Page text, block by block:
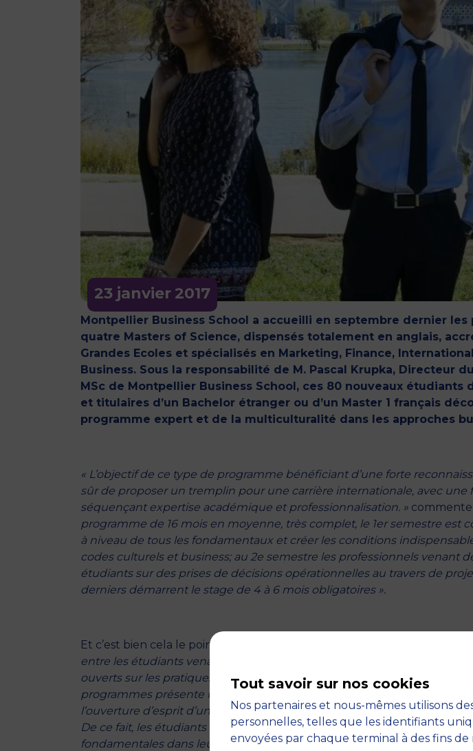
23 janvier2017
Montpellier Business School a accueilli en septembre dernier
quatre Masters of Science, dispensés totalement en anglais,
Grandes Ecoles et spécialisés en Marketing, Finance,
Business. Sous la responsabilité de M. Pascal Krupka, Directeur
MSc de Montpellier Business School, ces 80 nouveaux
et titulaires d’un Bachelor étranger ou d’un Master 1 français
programme expert et de la multiculturalité dans les approches
« L’objectif de ce type de programme bénéficiant d’une forte
sûr de proposer un tremplin pour une carrière internationale, avec
séquençant expertise académique et professionnalisation. » commente
programme de 16 mois en moyenne, très complet, le 1er semestre est
à niveau de tous les fondamentaux et créer les conditions
codes culturels et business; au 2e semestre les professionnels venant
étudiants sur des prises de décisions opérationnelles au travers de
derniers démarrent le stage de 4 à 6 mois obligatoires ».
Et c’est bien cela le point fort des programmes MSc d’envergure
entre les étudiants venant de nationalités différentes et avec les
ouverts sur les pratiques managériales internationales, l’environnement
programmes présente une richesse essentielle dans le développement
l’ouverture d’esprit d’un futur manager qui sera amené à travailler
De ce fait, les étudiants développent sans s’en rendre compte des
fondamentales dans leur vie professionnelle : l’ouverture, la capacité
Tout savoir sur nos cookies
Nos partenaires et nous-mêmes utilisons
personnelles, telles que les identifiants
envoyées par chaque terminal à des fins de